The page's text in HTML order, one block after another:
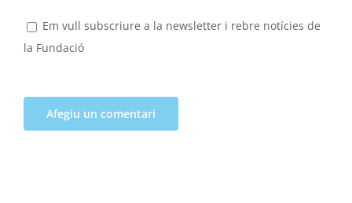
Em vull subscriure a la newsletter i rebre notícies de
la Fundació